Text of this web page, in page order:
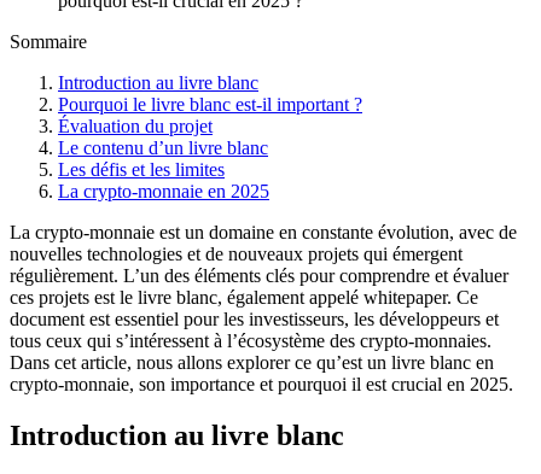
Sommaire
Introduction au livre blanc
Pourquoi le livre blanc est-il important ?
Évaluation du projet
Le contenu d’un livre blanc
Les défis et les limites
La crypto-monnaie en 2025
La crypto-monnaie est un domaine en constante évolution, avec de
nouvelles technologies et de nouveaux projets qui émergent
régulièrement. L’un des éléments clés pour comprendre et évaluer
ces projets est le livre blanc, également appelé whitepaper. Ce
document est essentiel pour les investisseurs, les développeurs et
tous ceux qui s’intéressent à l’écosystème des crypto-monnaies.
Dans cet article, nous allons explorer ce qu’est un livre blanc en
crypto-monnaie, son importance et pourquoi il est crucial en 2025.
Introduction au livre blanc